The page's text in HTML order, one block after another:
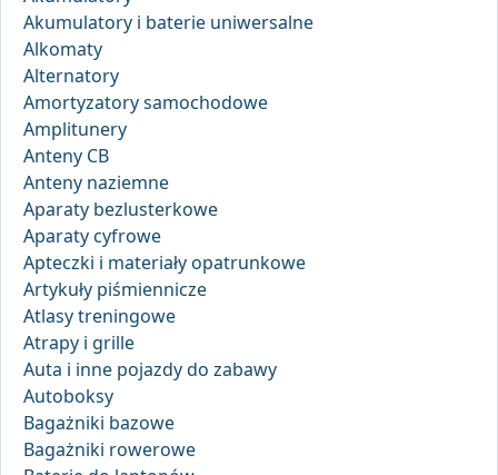
Akumulatory i baterie uniwersalne
Alkomaty
Alternatory
Amortyzatory samochodowe
Amplitunery
Anteny CB
Anteny naziemne
Aparaty bezlusterkowe
Aparaty cyfrowe
Apteczki i materiały opatrunkowe
Artykuły piśmiennicze
Atlasy treningowe
Atrapy i grille
Auta i inne pojazdy do zabawy
Autoboksy
Bagażniki bazowe
Bagażniki rowerowe